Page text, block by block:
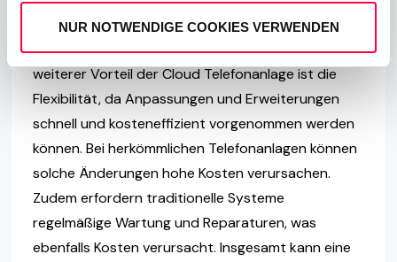
NUR NOTWENDIGE COOKIES VERWENDEN
können jedoch variieren, abhängig von der Anzahl
der Nutzer und der Art des gewählten Tarifs. Ein
weiterer Vorteil der Cloud Telefonanlage ist die
Flexibilität, da Anpassungen und Erweiterungen
schnell und kosteneffizient vorgenommen werden
können. Bei herkömmlichen Telefonanlagen können
solche Änderungen hohe Kosten verursachen.
Zudem erfordern traditionelle Systeme
regelmäßige Wartung und Reparaturen, was
ebenfalls Kosten verursacht. Insgesamt kann eine